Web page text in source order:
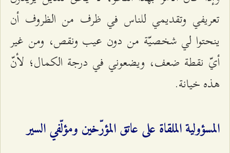
تعريفي وتقديمي للناس في ظرف من الظروف أن
ينحتوا لي شخصيّة من دون عيب ونقص، ومن غير
أيّ نقطة ضعف، ويضعوني في درجة الكمال؛ لأنّ
هذه خيانة.
المسؤولية الملقاة على عاتق المؤرّخين ومؤلّفي السير